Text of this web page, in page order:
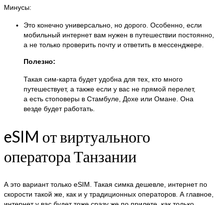
Минусы:
Это конечно универсально, но дорого. Особенно, если
мобильный интернет вам нужен в путешествии постоянно,
а не только проверить почту и ответить в мессенджере.
Полезно:
Такая сим-карта будет удобна для тех, кто много
путешествует, а также если у вас не прямой перелет,
а есть стоповеры в Стамбуле, Дохе или Омане. Она
везде будет работать.
eSIM от виртуального
оператора Танзании
А это вариант только eSIM. Такая симка дешевле, интернет по
скорости такой же, как и у традиционных операторов. А главное,